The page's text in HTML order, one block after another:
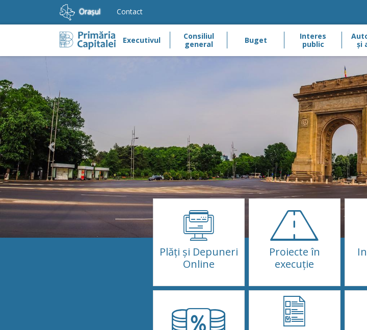
Orașul Contact
Executivul
Consiliul
general
Buget
Interes
public
şi
Previous
Plăţi şi Depuneri
Online
Proiecte în
execuție